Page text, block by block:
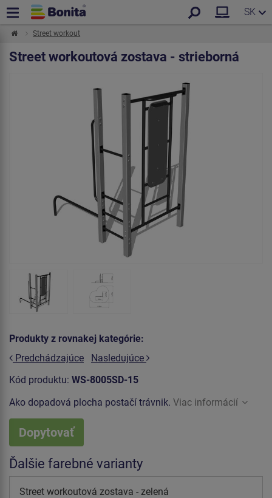
SK
Street workout
Street workoutová zostava - strieborná
Produkty z rovnakej kategórie:
Predchádzajúce
Nasledujúce
Kód produktu: WS-8005SD-15
Ako dopadová plocha postačí trávnik. Viac informácií
Dopytovať
Ďalšie farebné varianty
Street workoutová zostava - zelená